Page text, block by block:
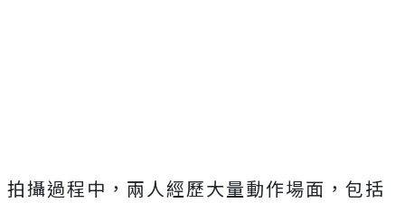
拍攝過程中，兩人經歷大量動作場面，包括